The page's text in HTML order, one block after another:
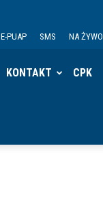
E-PUAP SMS NA ŻYWO
KONTAKT CPK